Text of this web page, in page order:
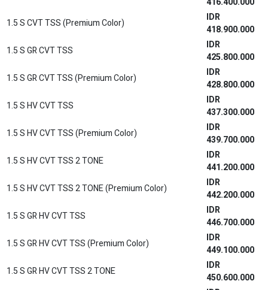
1.5 S CVT TSS (Premium Color)
IDR
418.900.000
1.5 S GR CVT TSS
IDR
425.800.000
1.5 S GR CVT TSS (Premium Color)
IDR
428.800.000
1.5 S HV CVT TSS
IDR
437.300.000
1.5 S HV CVT TSS (Premium Color)
IDR
439.700.000
1.5 S HV CVT TSS 2 TONE
IDR
441.200.000
1.5 S HV CVT TSS 2 TONE (Premium Color)
IDR
442.200.000
1.5 S GR HV CVT TSS
IDR
446.700.000
1.5 S GR HV CVT TSS (Premium Color)
IDR
449.100.000
1.5 S GR HV CVT TSS 2 TONE
IDR
450.600.000